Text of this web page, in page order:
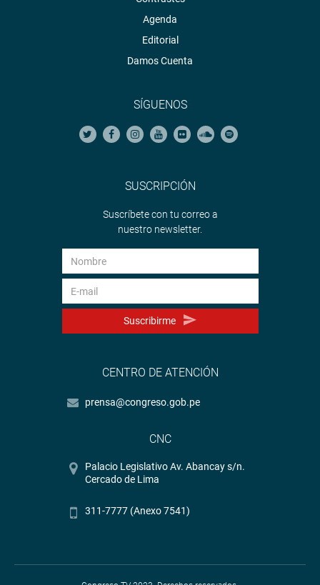
Agenda
Editorial
Damos Cuenta
SÍGUENOS
SUSCRIPCIÓN
Suscríbete con tu correo a
nuestro newsletter.
Suscribirme
CENTRO DE ATENCIÓN
prensa@congreso.gob.pe
CNC
Palacio Legislativo Av. Abancay s/n.
Cercado de Lima
311-7777 (Anexo 7541)